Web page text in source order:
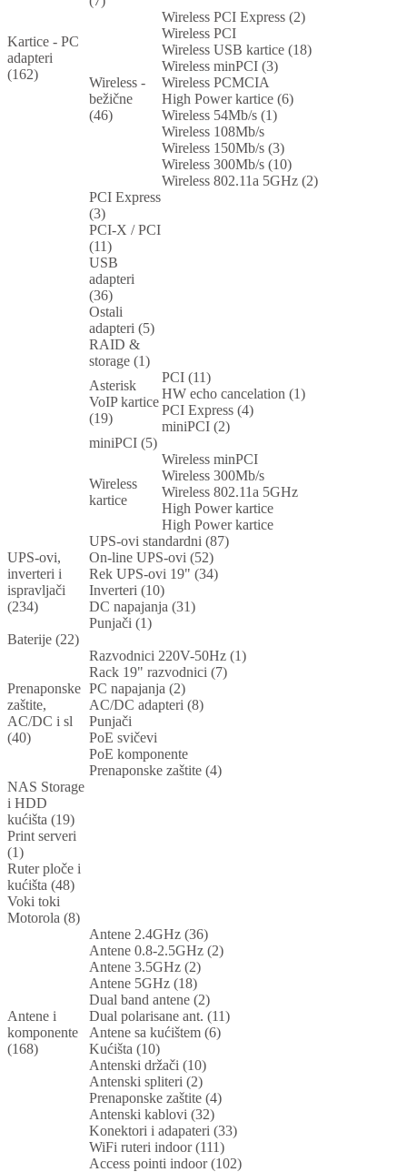
Kartice - PC
adapteri
(162)
Wireless -
bežične
(46)
Wireless PCI Express (2)
Wireless PCI
Wireless USB kartice (18)
Wireless minPCI (3)
Wireless PCMCIA
High Power kartice (6)
Wireless 54Mb/s (1)
Wireless 108Mb/s
Wireless 150Mb/s (3)
Wireless 300Mb/s (10)
Wireless 802.11a 5GHz (2)
PCI Express
(3)
PCI-X / PCI
(11)
USB
adapteri
(36)
Ostali
adapteri (5)
RAID &
storage (1)
Asterisk
VoIP kartice
(19)
PCI (11)
HW echo cancelation (1)
PCI Express (4)
miniPCI (2)
miniPCI (5)
Wireless
kartice
Wireless minPCI
Wireless 300Mb/s
Wireless 802.11a 5GHz
High Power kartice
High Power kartice
UPS-ovi,
inverteri i
ispravljači
(234)
UPS-ovi standardni (87)
On-line UPS-ovi (52)
Rek UPS-ovi 19" (34)
Inverteri (10)
DC napajanja (31)
Punjači (1)
Baterije (22)
Prenaponske
zaštite,
AC/DC i sl
(40)
Razvodnici 220V-50Hz (1)
Rack 19" razvodnici (7)
PC napajanja (2)
AC/DC adapteri (8)
Punjači
PoE svičevi
PoE komponente
Prenaponske zaštite (4)
NAS Storage
i HDD
kućišta (19)
Print serveri
(1)
Ruter ploče i
kućišta (48)
Voki toki
Motorola (8)
Antene i
komponente
(168)
Antene 2.4GHz (36)
Antene 0.8-2.5GHz (2)
Antene 3.5GHz (2)
Antene 5GHz (18)
Dual band antene (2)
Dual polarisane ant. (11)
Antene sa kućištem (6)
Kućišta (10)
Antenski držači (10)
Antenski spliteri (2)
Prenaponske zaštite (4)
Antenski kablovi (32)
Konektori i adapateri (33)
WiFi ruteri indoor (111)
Access pointi indoor (102)